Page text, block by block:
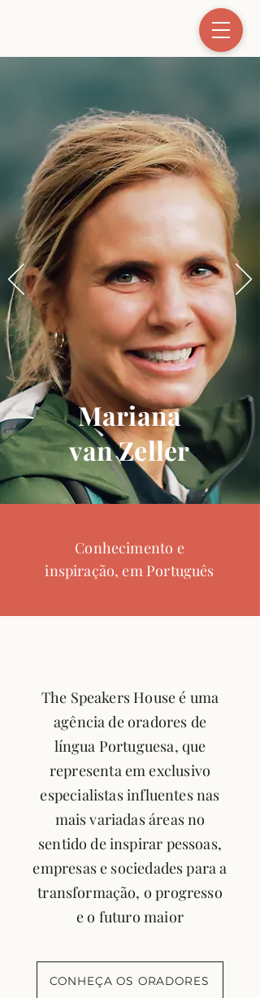
Mariana
van Zeller
Conhecimento e
inspiração, em Português
The Speakers House é uma
agência de oradores de
língua Portuguesa, que
representa em exclusivo
especialistas influentes nas
mais variadas áreas no
sentido de inspirar pessoas,
empresas e sociedades para a
transformação, o progresso
e o futuro maior
CONHEÇA OS ORADORES